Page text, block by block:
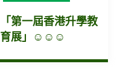
「第一屆香港升學教
育展」☺☺☺